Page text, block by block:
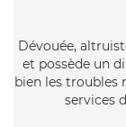
Dévouée,
et possède un
bien les troubles
services